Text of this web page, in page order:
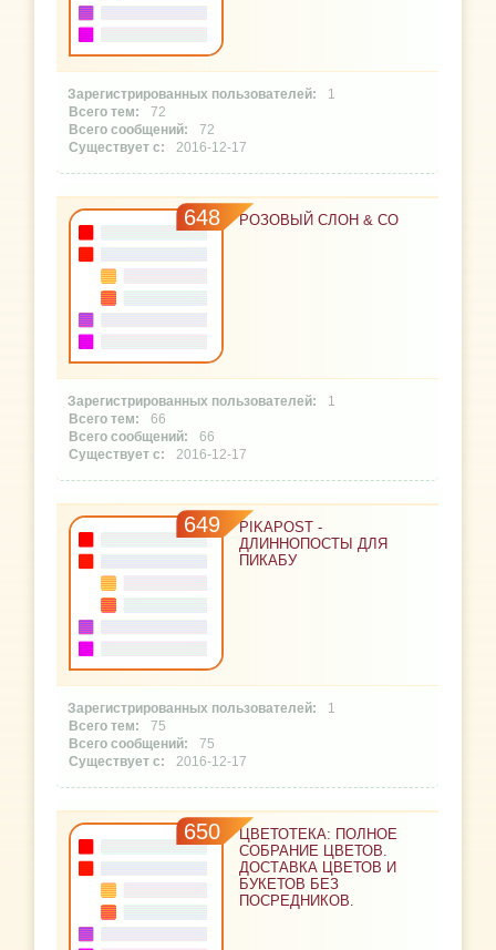
1
72
72
2016-12-17
648 РОЗОВЫЙ СЛОН & CO
1
66
66
2016-12-17
649
PIKAPOST -
ДЛИННОПОСТЫ ДЛЯ
ПИКАБУ
1
75
75
2016-12-17
650
ЦВЕТОТЕКА: ПОЛНОЕ
СОБРАНИЕ ЦВЕТОВ.
ДОСТАВКА ЦВЕТОВ И
БУКЕТОВ БЕЗ
ПОСРЕДНИКОВ.